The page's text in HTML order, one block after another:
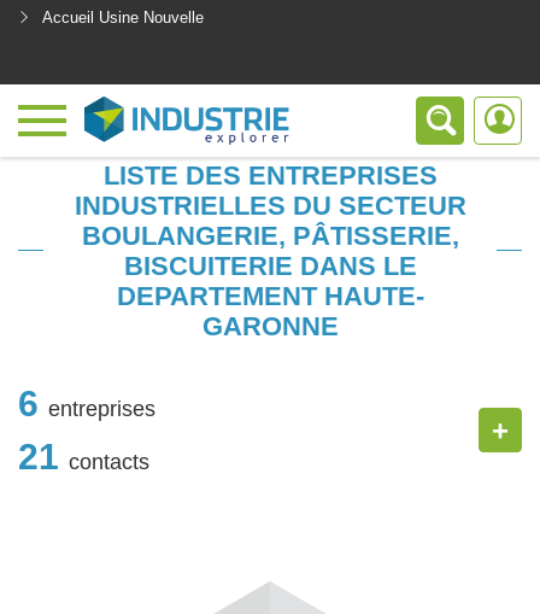
Accueil Usine Nouvelle
LISTE DES ENTREPRISES
INDUSTRIELLES DU SECTEUR
BOULANGERIE, PÂTISSERIE,
BISCUITERIE DANS LE
DEPARTEMENT HAUTE-
GARONNE
6 entreprises
21 contacts
+